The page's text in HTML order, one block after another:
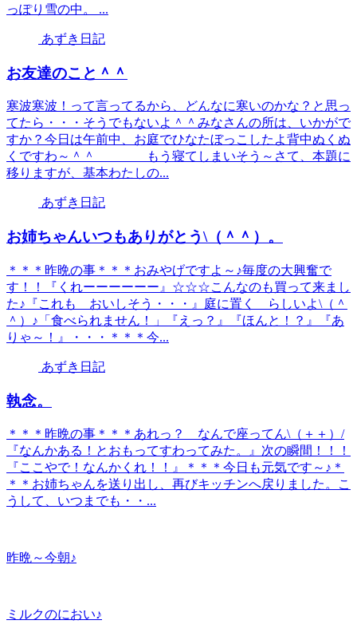
っぽり雪の中。 ...
あずき日記
お友達のこと＾＾
寒波寒波！って言ってるから、どんなに寒いのかな？と思っ
てたら・・・そうでもないよ＾＾みなさんの所は、いかがで
すか？今日は午前中、お庭でひなたぼっこしたよ背中ぬくぬ
くですわ～＾＾ もう寝てしまいそう～さて、本題に
移りますが、基本わたしの...
あずき日記
お姉ちゃんいつもありがとう\（＾＾）。
＊＊＊昨晩の事＊＊＊おみやげですよ～♪毎度の大興奮で
す！！『くれーーーーーー』☆☆☆こんなのも買って来まし
た♪『これも おいしそう・・・』庭に置く らしいよ\（＾
＾）♪「食べられません！」『えっ？』『ほんと！？』『あ
りゃ～！』・・・＊＊＊今...
あずき日記
執念。
＊＊＊昨晩の事＊＊＊あれっ？ なんで座ってん\（＋＋）/
『なんかある！とおもってすわってみた。』次の瞬間！！！
『ここやで！なんかくれ！！』＊＊＊今日も元気です～♪＊
＊＊お姉ちゃんを送り出し、再びキッチンへ戻りました。こ
うして、いつまでも・・...
昨晩～今朝♪
ミルクのにおい♪